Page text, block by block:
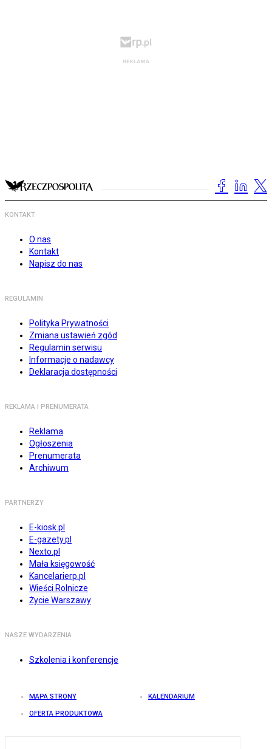
KONTAKT
O nas
Kontakt
Napisz do nas
REGULAMIN
Polityka Prywatności
Zmiana ustawień zgód
Regulamin serwisu
Informacje o nadawcy
Deklaracja dostępności
REKLAMA I PRENUMERATA
Reklama
Ogłoszenia
Prenumerata
Archiwum
PARTNERZY
E-kiosk.pl
E-gazety.pl
Nexto.pl
Mała księgowość
Kancelarierp.pl
Wieści Rolnicze
Życie Warszawy
NASZE WYDARZENIA
Szkolenia i konferencje
MAPA STRONY KALENDARIUM
OFERTA PRODUKTOWA